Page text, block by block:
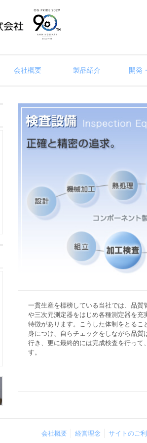
会社概要 製品紹介 開発
一貫生産を標榜している当社では、品
や三次元測定器をはじめ各種測定器を充
特徴があります。こうした体制をとるこ
身につけ、自らチェックをしながら品質
行き、更に最終的には完成検査を行って
す。
会社概要 経営理念 サイトのご